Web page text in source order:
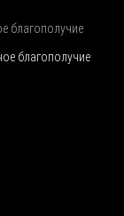
благополучие
благополучие